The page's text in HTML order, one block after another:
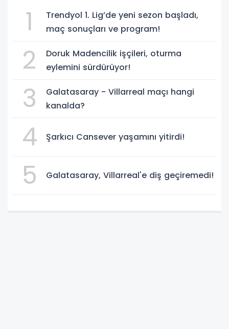
1
Trendyol 1. Lig’de yeni sezon başladı,
maç sonuçları ve program!
2
Doruk Madencilik işçileri, oturma
eylemini sürdürüyor!
3
Galatasaray - Villarreal maçı hangi
kanalda?
4 Şarkıcı Cansever yaşamını yitirdi!
5 Galatasaray, Villarreal'e diş geçiremedi!